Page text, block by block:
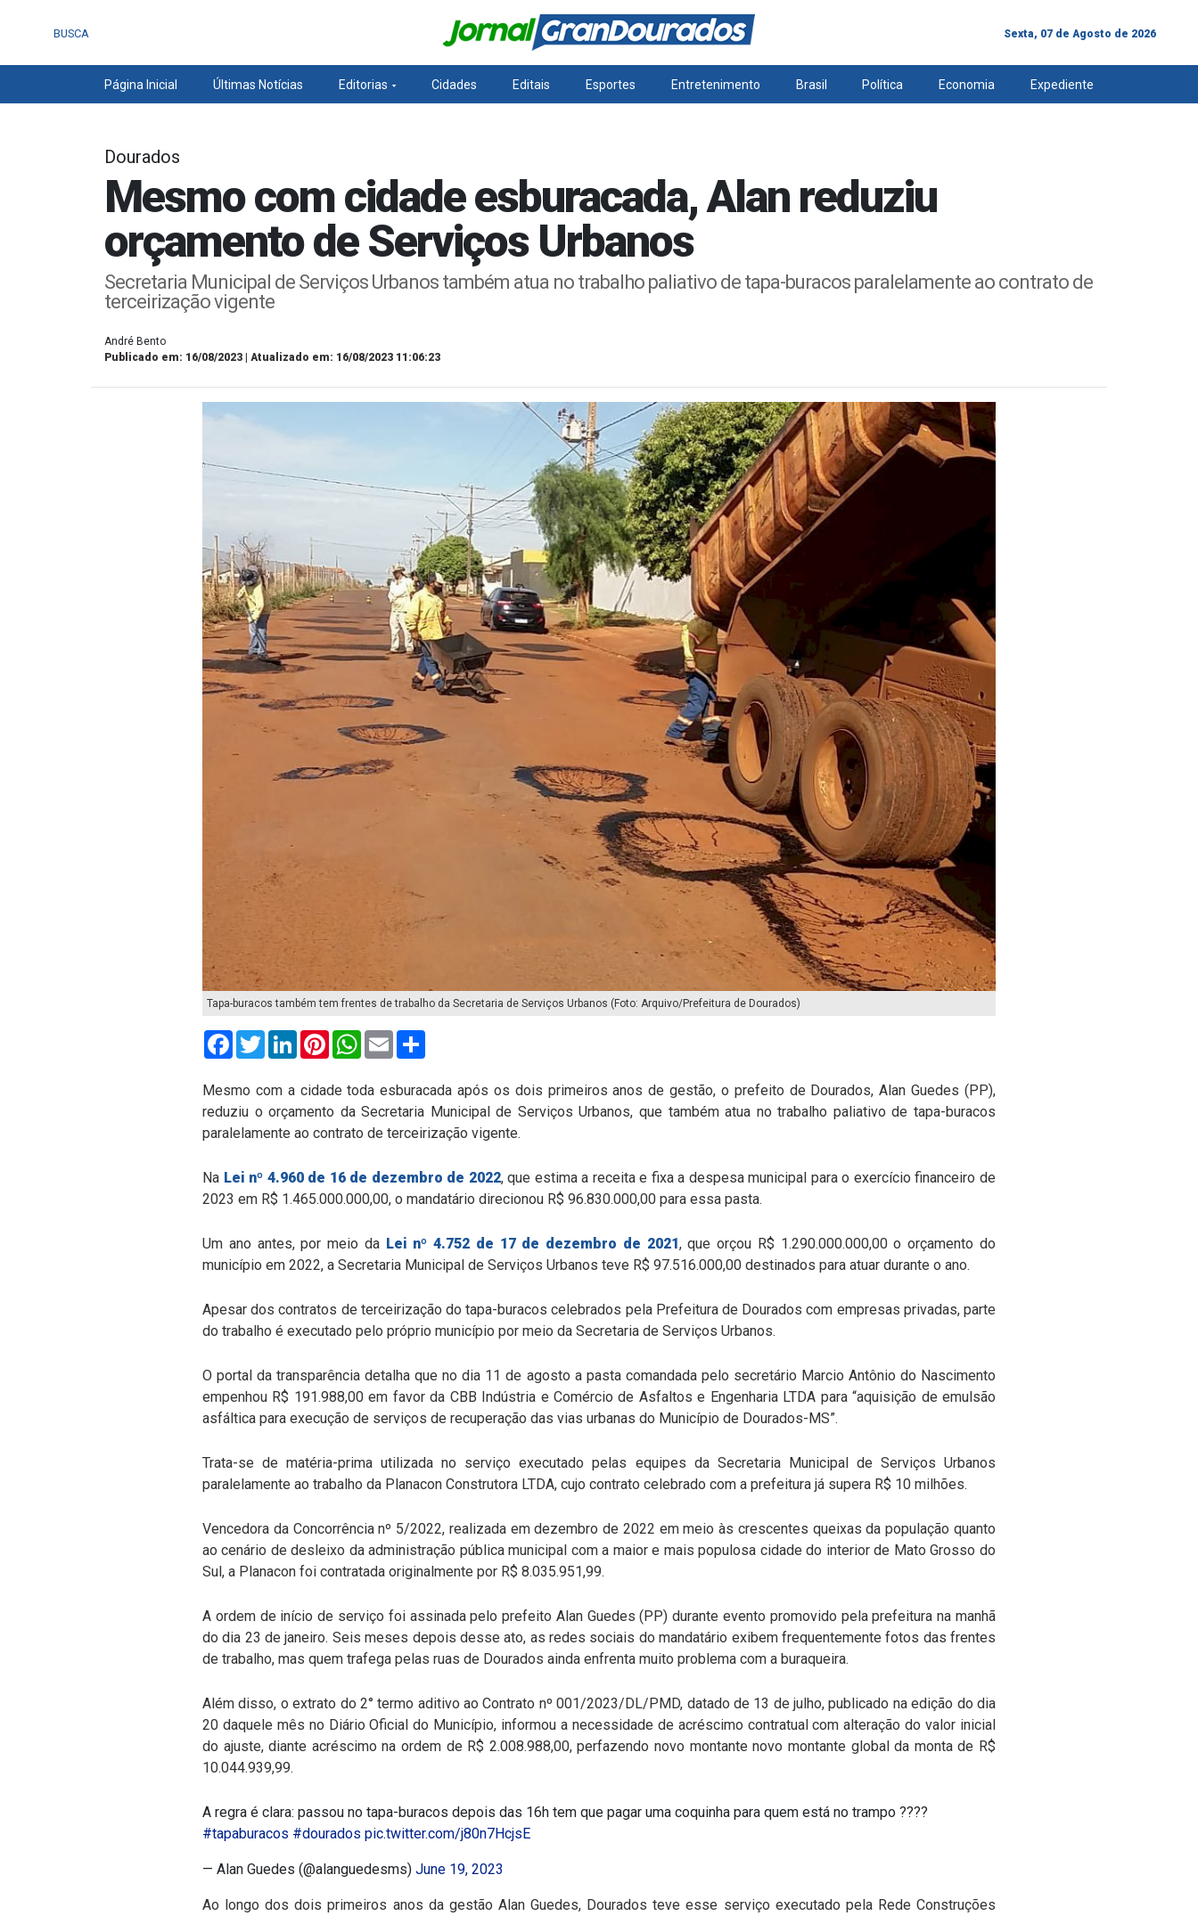
BUSCA Sexta, 07 de Agosto de 2026
Página Inicial Últimas Notícias Editorias Cidades Editais Esportes Entretenimento Brasil Política Economia Expediente
Dourados
Mesmo com cidade esburacada, Alan reduziu
orçamento de Serviços Urbanos
Secretaria Municipal de Serviços Urbanos também atua no trabalho paliativo de tapa-buracos paralelamente ao contrato de
terceirização vigente
André Bento
Publicado em: 16/08/2023 | Atualizado em: 16/08/2023 11:06:23
Tapa-buracos também tem frentes de trabalho da Secretaria de Serviços Urbanos (Foto: Arquivo/Prefeitura de Dourados)
FacebookTwitterLinkedInPinterestWhatsApp
Email
Mesmo com a cidade toda esburacada após os dois primeiros anos de gestão, o prefeito de Dourados, Alan Guedes (PP),
reduziu o orçamento da Secretaria Municipal de Serviços Urbanos, que também atua no trabalho paliativo de tapa-buracos
paralelamente ao contrato de terceirização vigente.
Na Lei nº 4.960 de 16 de dezembro de 2022, que estima a receita e fixa a despesa municipal para o exercício financeiro de
2023 em R$ 1.465.000.000,00, o mandatário direcionou R$ 96.830.000,00 para essa pasta.
Um ano antes, por meio da Lei nº 4.752 de 17 de dezembro de 2021, que orçou R$ 1.290.000.000,00 o orçamento do
município em 2022, a Secretaria Municipal de Serviços Urbanos teve R$ 97.516.000,00 destinados para atuar durante o ano.
Apesar dos contratos de terceirização do tapa-buracos celebrados pela Prefeitura de Dourados com empresas privadas, parte
do trabalho é executado pelo próprio município por meio da Secretaria de Serviços Urbanos.
O portal da transparência detalha que no dia 11 de agosto a pasta comandada pelo secretário Marcio Antônio do Nascimento
empenhou R$ 191.988,00 em favor da CBB Indústria e Comércio de Asfaltos e Engenharia LTDA para “aquisição de emulsão
asfáltica para execução de serviços de recuperação das vias urbanas do Município de Dourados-MS”.
Trata-se de matéria-prima utilizada no serviço executado pelas equipes da Secretaria Municipal de Serviços Urbanos
paralelamente ao trabalho da Planacon Construtora LTDA, cujo contrato celebrado com a prefeitura já supera R$ 10 milhões.
Vencedora da Concorrência nº 5/2022, realizada em dezembro de 2022 em meio às crescentes queixas da população quanto
ao cenário de desleixo da administração pública municipal com a maior e mais populosa cidade do interior de Mato Grosso do
Sul, a Planacon foi contratada originalmente por R$ 8.035.951,99.
A ordem de início de serviço foi assinada pelo prefeito Alan Guedes (PP) durante evento promovido pela prefeitura na manhã
do dia 23 de janeiro. Seis meses depois desse ato, as redes sociais do mandatário exibem frequentemente fotos das frentes
de trabalho, mas quem trafega pelas ruas de Dourados ainda enfrenta muito problema com a buraqueira.
Além disso, o extrato do 2° termo aditivo ao Contrato nº 001/2023/DL/PMD, datado de 13 de julho, publicado na edição do dia
20 daquele mês no Diário Oficial do Município, informou a necessidade de acréscimo contratual com alteração do valor inicial
do ajuste, diante acréscimo na ordem de R$ 2.008.988,00, perfazendo novo montante novo montante global da monta de R$
10.044.939,99.
A regra é clara: passou no tapa-buracos depois das 16h tem que pagar uma coquinha para quem está no trampo ????
#tapaburacos #dourados pic.twitter.com/j80n7HcjsE
— Alan Guedes (@alanguedesms) June 19, 2023
Ao longo dos dois primeiros anos da gestão Alan Guedes, Dourados teve esse serviço executado pela Rede Construções